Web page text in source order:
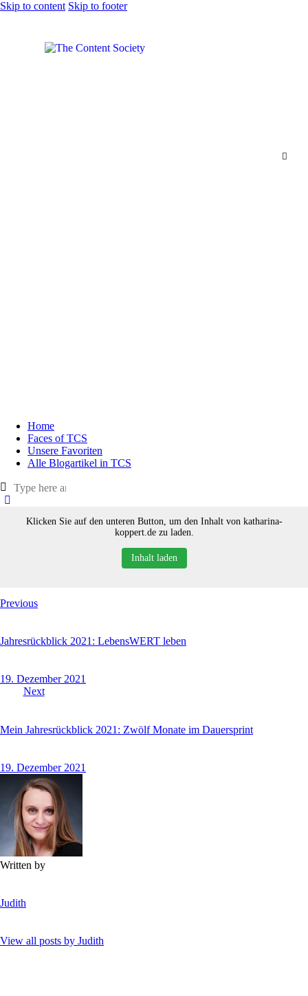
Skip to content Skip to footer
Home
Faces of TCS
Unsere Favoriten
Alle Blogartikel in TCS
Klicken Sie auf den unteren Button, um den Inhalt von katharina-
koppert.de zu laden.
Inhalt laden
Previous
Jahresrückblick 2021: LebensWERT leben
19. Dezember 2021
Next
Mein Jahresrückblick 2021: Zwölf Monate im Dauersprint
19. Dezember 2021
Written by
Judith
View all posts by Judith